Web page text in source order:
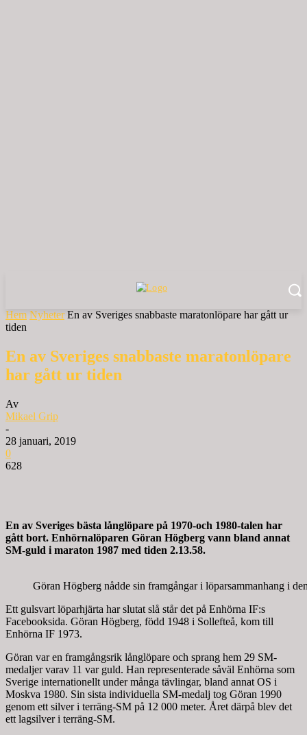
Hem Nyheter En av Sveriges snabbaste maratonlöpare har gått ur
tiden
En av Sveriges snabbaste maratonlöpare
har gått ur tiden
Av
Mikael Grip
-
28 januari, 2019
0
628
En av Sveriges bästa långlöpare på 1970-och 1980-talen har
gått bort. Enhörnalöparen Göran Högberg vann bland annat
SM-guld i maraton 1987 med tiden 2.13.58.
Göran Högberg nådde sin framgångar i löparsammanhang i
Ett gulsvart löparhjärta har slutat slå står det på Enhörna IF:s
Facebooksida. Göran Högberg, född 1948 i Sollefteå, kom till
Enhörna IF 1973.
Göran var en framgångsrik långlöpare och sprang hem 29 SM-
medaljer varav 11 var guld. Han representerade såväl Enhörna som
Sverige internationellt under många tävlingar, bland annat OS i
Moskva 1980. Sin sista individuella SM-medalj tog Göran 1990
genom ett silver i terräng-SM på 12 000 meter. Året därpå blev det
ett lagsilver i terräng-SM.